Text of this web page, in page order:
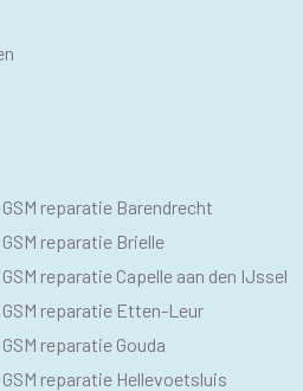
SEO
GSM
GSM reparatie Barendrecht
GSM reparatie Brielle
GSM reparatie Capelle aan den IJssel
GSM reparatie Etten-Leur
GSM reparatie Gouda
GSM reparatie Hellevoetsluis